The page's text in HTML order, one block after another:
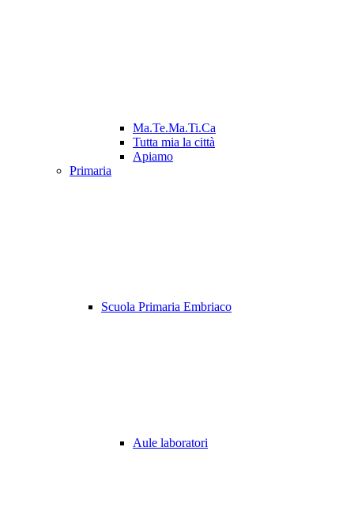
Ma.Te.Ma.Ti.Ca
Tutta mia la città
Apiamo
Primaria
Scuola Primaria Embriaco
Aule laboratori